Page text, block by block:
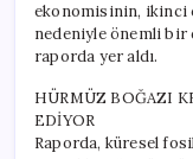
ekonomisinin, ikinci
nedeniyle önemli bir
raporda yer aldı.
HÜRMÜZ BOĞAZI
EDİYOR
Raporda, küresel fosil